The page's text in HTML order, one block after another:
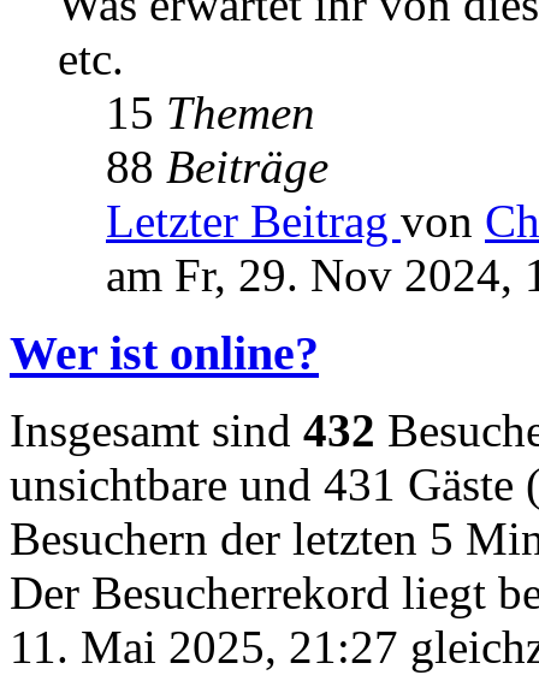
etc.
15 Themen
88 Beiträge
Letzter Beitrag von
am Fr, 29. Nov 2024,
Wer ist online?
Insgesamt sind 432
unsichtbare und 431 Gäste
Besuchern der letzten 5
Der Besucherrekord liegt
11. Mai 2025, 21:27